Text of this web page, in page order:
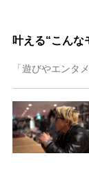
叶える“こんな